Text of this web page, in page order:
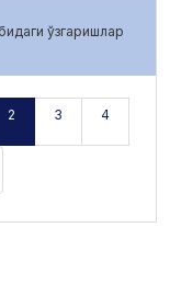
ўзгаришлар
2 3 4